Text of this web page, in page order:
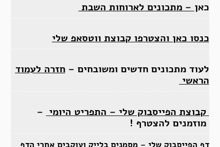
כאן – מתכונים לארוחות השבת
כנסו כאן והצטרפו קבוצת ווטסאפ שלי
לעוד מתכונים חדשים ומשובחים –חזרה לעמוד
הראשי
קבוצת הפייסבוק שלי – התפריט היומי –
מוזמנים להצטרף !